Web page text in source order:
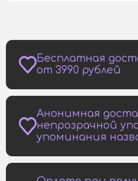
Бесплатная
от 3990 рублей
Анонимная
непрозрачной
упоминания